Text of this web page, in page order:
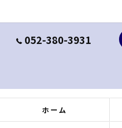
052-380-3931
ホーム